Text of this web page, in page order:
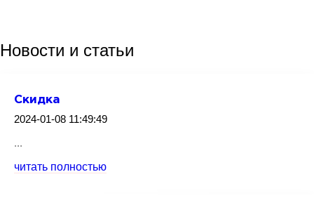
Новости и статьи
Скидка
2024-01-08 11:49:49
...
читать полностью